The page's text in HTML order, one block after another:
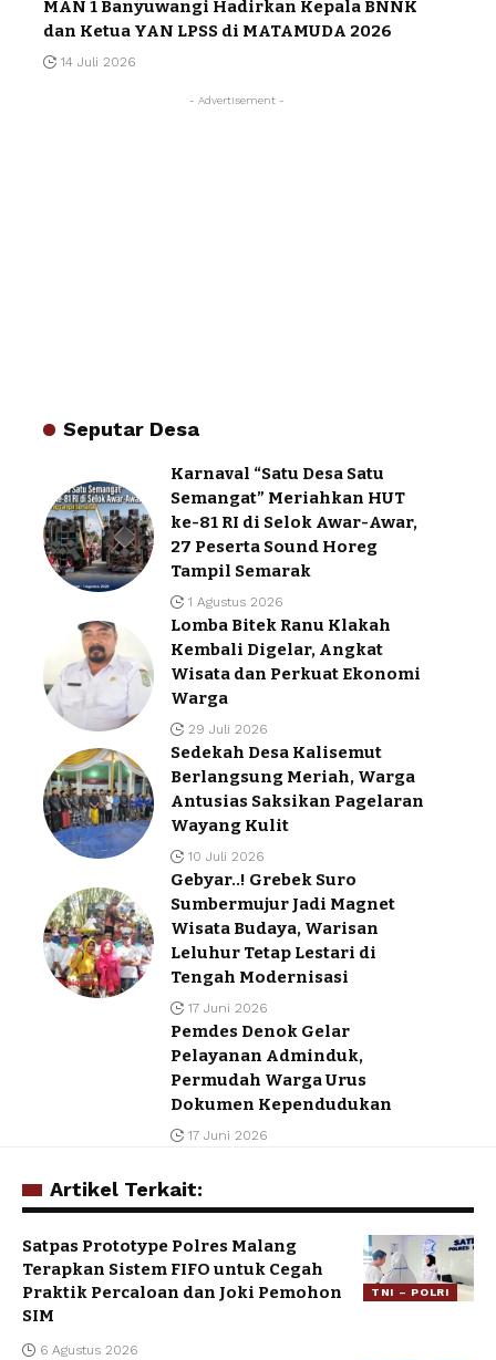
MAN 1 Banyuwangi Hadirkan Kepala BNNK
dan Ketua YAN LPSS di MATAMUDA 2026
14 Juli 2026
- Advertisement -
Seputar Desa
Karnaval “Satu Desa Satu
Semangat” Meriahkan HUT
ke-81 RI di Selok Awar-Awar,
27 Peserta Sound Horeg
Tampil Semarak
1 Agustus 2026
Lomba Bitek Ranu Klakah
Kembali Digelar, Angkat
Wisata dan Perkuat Ekonomi
Warga
29 Juli 2026
Sedekah Desa Kalisemut
Berlangsung Meriah, Warga
Antusias Saksikan Pagelaran
Wayang Kulit
10 Juli 2026
Gebyar..! Grebek Suro
Sumbermujur Jadi Magnet
Wisata Budaya, Warisan
Leluhur Tetap Lestari di
Tengah Modernisasi
17 Juni 2026
Pemdes Denok Gelar
Pelayanan Adminduk,
Permudah Warga Urus
Dokumen Kependudukan
17 Juni 2026
Artikel Terkait:
TNI – POLRI
Satpas Prototype Polres Malang
Terapkan Sistem FIFO untuk Cegah
Praktik Percaloan dan Joki Pemohon
SIM
6 Agustus 2026